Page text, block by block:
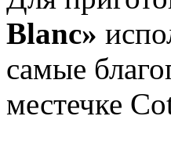
Blanc»
самые
местечке